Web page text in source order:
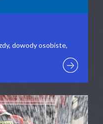
dowody osobiste,